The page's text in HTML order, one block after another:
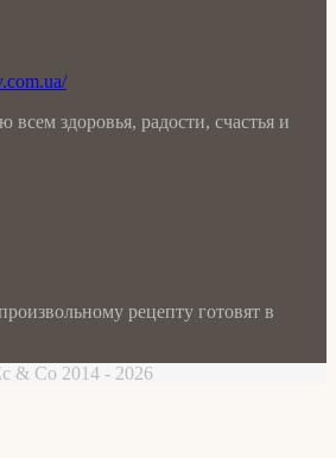
всем здоровья, радости, счастья и
рецепту готовят в
& Co 2014 - 2026